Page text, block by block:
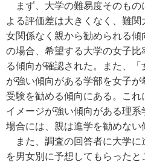
まず、大学の難易度そのもの
よる評価差は大きくなく、難
女関係なく親から勧められる
の場合、希望する大学の女子
る傾向が確認された。また、
が強い傾向がある学部を女子
受験を勧める傾向にある。こ
イメージが強い傾向がある理
場合には、親は進学を勧めない
また、調査の回答者に大学に
を男女別に予想してもらった